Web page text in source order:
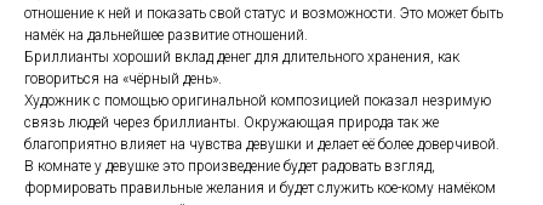
отношение к ней и показать свой статус и возможности. Это может быть
намёк на дальнейшее развитие отношений.
Бриллианты хороший вклад денег для длительного хранения, как
говориться на «чёрный день».
Художник с помощью оригинальной композицией показал незримую
связь людей через бриллианты. Окружающая природа так же
благоприятно влияет на чувства девушки и делает её более доверчивой.
В комнате у девушке это произведение будет радовать взгляд,
формировать правильные желания и будет служить кое-кому намёком